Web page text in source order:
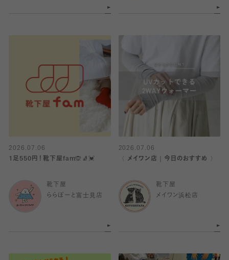
2026.07.06
1足550円！靴下屋fam🙊🧦💓
靴下屋
ららぽーと富士見店
2026.07.06
〈 メイワン店｜今日のおすすめ 〉
靴下屋
メイワン浜松店